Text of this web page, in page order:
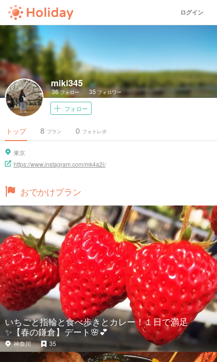
ログイン
miki345
36フォロー 35 フォロワー
フォロー
トップ プラン
8 フォトレポ
0
東京
https://www.instagram.com/mk4a2i/
おでかけプラン
いちごと指輪と食べ歩きとカレー！１日で満足
✨【春の鎌倉】デート🌸💕
神奈川 35